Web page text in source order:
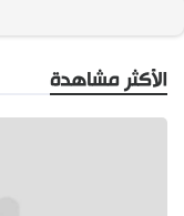
الأكثر مشاهدة